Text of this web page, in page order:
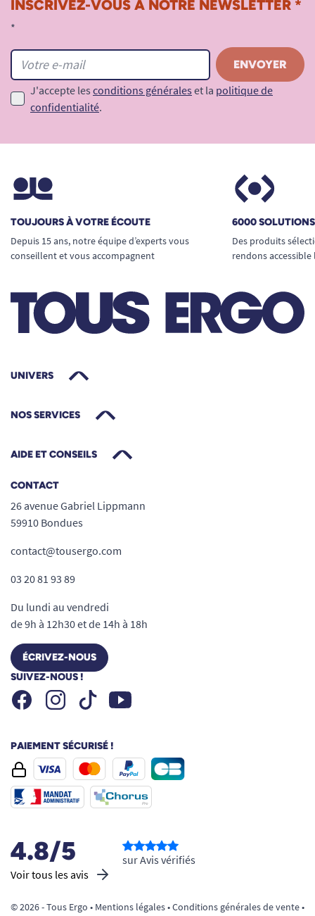
INSCRIVEZ-VOUS À NOTRE NEWSLETTER *
*
J'accepte les conditions générales et la politique de
confidentialité.
TOUJOURS À VOTRE ÉCOUTE
Depuis 15 ans, notre équipe d’experts vous
conseillent et vous accompagnent
6000
Des produits
rendons
UNIVERS
NOS SERVICES
AIDE ET CONSEILS
CONTACT
26 avenue Gabriel Lippmann
59910 Bondues
contact@tousergo.com
03 20 81 93 89
Du lundi au vendredi
de 9h à 12h30 et de 14h à 18h
ÉCRIVEZ-NOUS
SUIVEZ-NOUS !
FacebookInstagramTiktok Youtube
PAIEMENT SÉCURISÉ !
4.8/5
Voir tous les avis
sur Avis vérifiés
© 2026 - Tous Ergo • Mentions légales•Conditions générales de vente•